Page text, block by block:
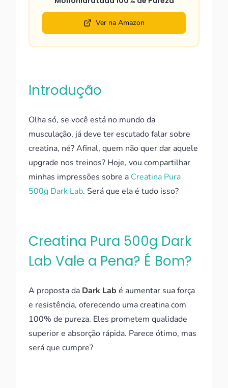
Ver na Amazon
Introdução
Olha só, se você está no mundo da
musculação, já deve ter escutado falar sobre
creatina, né? Afinal, quem não quer dar aquele
upgrade nos treinos? Hoje, vou compartilhar
minhas impressões sobre a Creatina Pura
500g Dark Lab. Será que ela é tudo isso?
Creatina Pura 500g Dark
Lab Vale a Pena? É Bom?
A proposta da Dark Lab é aumentar sua força
e resistência, oferecendo uma creatina com
100% de pureza. Eles prometem qualidade
superior e absorção rápida. Parece ótimo, mas
será que cumpre?